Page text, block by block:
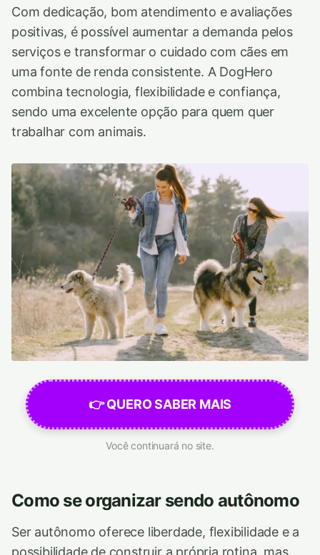
Com dedicação, bom atendimento e avaliações
positivas, é possível aumentar a demanda pelos
serviços e transformar o cuidado com cães em
uma fonte de renda consistente. A DogHero
combina tecnologia, flexibilidade e confiança,
sendo uma excelente opção para quem quer
trabalhar com animais.
👉 QUERO SABER MAIS
Você continuará no site.
Como se organizar sendo autônomo
Ser autônomo oferece liberdade, flexibilidade e a
possibilidade de construir a própria rotina, mas